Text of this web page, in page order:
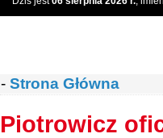
- Strona Główna
Piotrowicz